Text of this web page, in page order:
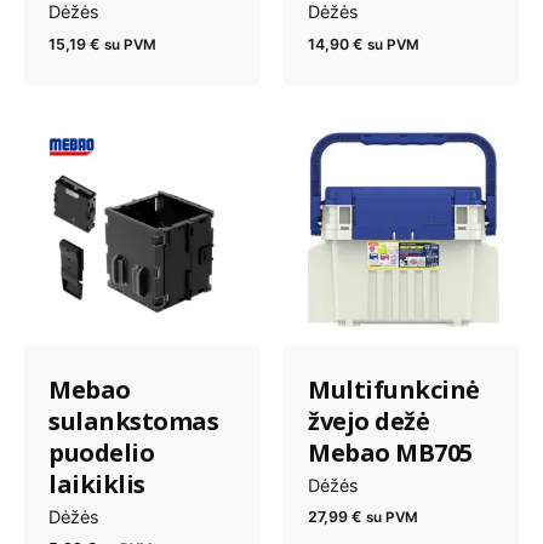
Dėžės
15,19 € su PVM
Dėžės
14,90 € su PVM
Mebao
sulankstomas
puodelio
laikiklis
Dėžės
Multifunkcinė
žvejo dežė
Mebao MB705
Dėžės
27,99 € su PVM